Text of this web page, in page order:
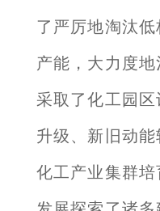
了严厉地淘汰
产能，大力度
采取了化工园
升级、新旧动
化工产业集群